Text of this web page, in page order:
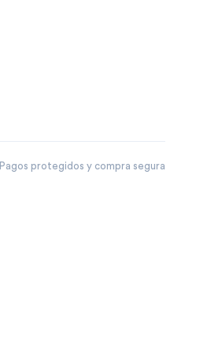
Pagos protegidos y compra segura